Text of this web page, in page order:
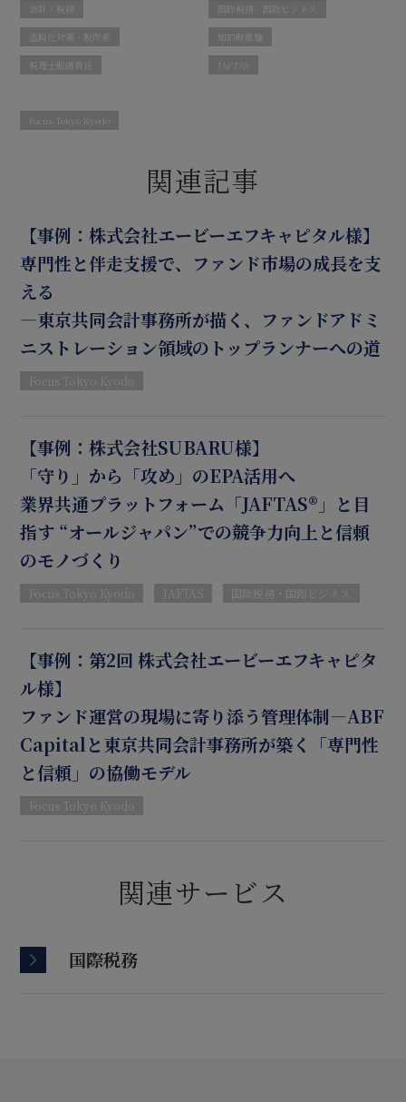
会計・税務 国際税務・国際ビジネス
温暖化対策・脱炭素 知的財産権
税理士賠償責任 JAFTAS
Focus Tokyo Kyodo
関連記事
【事例：株式会社エービーエフキャピタル様】
専門性と伴走支援で、ファンド市場の成長を支
える
―東京共同会計事務所が描く、ファンドアドミ
ニストレーション領域のトップランナーへの道
Focus Tokyo Kyodo
【事例：株式会社SUBARU様】
「守り」から「攻め」のEPA活用へ
業界共通プラットフォーム「JAFTAS®」と目
指す “オールジャパン”での競争力向上と信頼
のモノづくり
Focus Tokyo Kyodo JAFTAS 国際税務・国際ビジネス
【事例：第2回 株式会社エービーエフキャピタ
ル様】
ファンド運営の現場に寄り添う管理体制―ABF
Capitalと東京共同会計事務所が築く「専門性
と信頼」の協働モデル
Focus Tokyo Kyodo
関連サービス
国際税務